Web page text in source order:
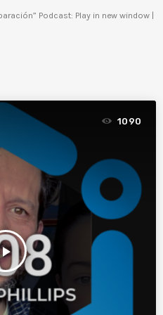
Podcast: Play in new window |
1090